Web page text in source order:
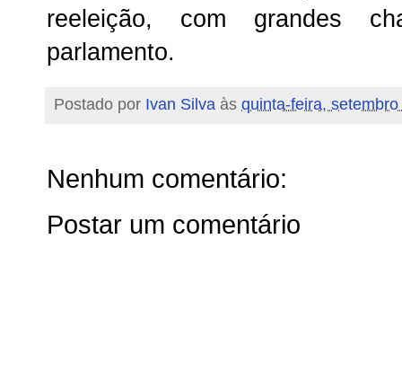
reeleição, com grandes
parlamento.
Postado por Ivan Silva às quinta-feira,
Nenhum comentário:
Postar um comentário